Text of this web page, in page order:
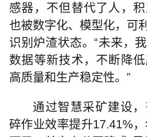
感器，不但替代了人，
也被数字化、模型化，可
识别炉渣状态。“未来，
数据等新技术，不断降
高质量和生产稳定性。”
通过智慧采矿建设
碎作业效率提升17.41%